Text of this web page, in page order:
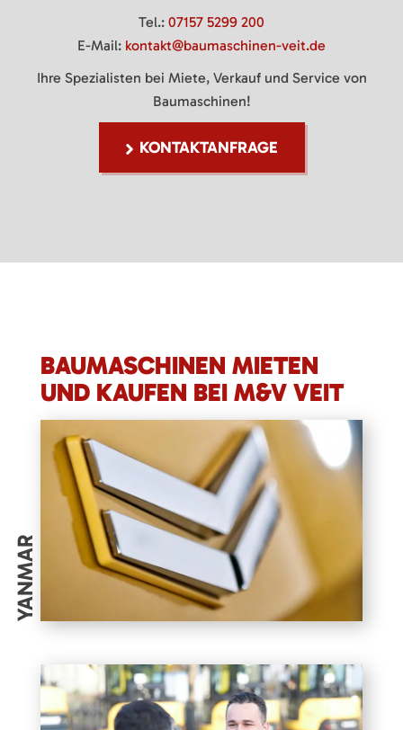
Tel.: 07157 5299 200
E-Mail: kontakt@baumaschinen-veit.de
Ihre Spezialisten bei Miete, Verkauf und Service von
Baumaschinen!
KONTAKTANFRAGE
BAUMASCHINEN MIETEN
UND KAUFEN BEI M&V VEIT
YANMAR